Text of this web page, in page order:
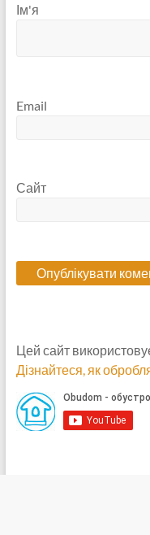
Ім'я
Email
Сайт
Цей сайт
Дізнайтеся, як